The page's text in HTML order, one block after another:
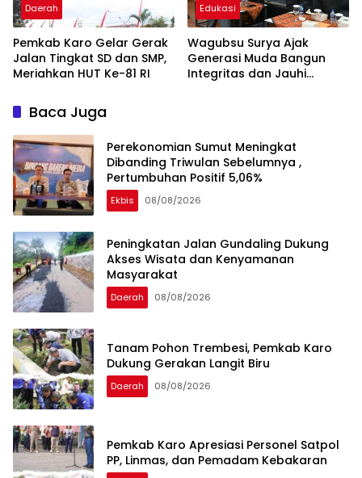
Daerah
Pemkab Karo Gelar Gerak
Jalan Tingkat SD dan SMP,
Meriahkan HUT Ke-81 RI
Edukasi
Wagubsu Surya Ajak
Generasi Muda Bangun
Integritas dan Jauhi
Baca Juga
Perekonomian Sumut Meningkat
Dibanding Triwulan Sebelumnya ,
Pertumbuhan Positif 5,06%
Ekbis 08/08/2026
Peningkatan Jalan Gundaling Dukung
Akses Wisata dan Kenyamanan
Masyarakat
Daerah 08/08/2026
Tanam Pohon Trembesi, Pemkab Karo
Dukung Gerakan Langit Biru
Daerah 08/08/2026
Pemkab Karo Apresiasi Personel Satpol
PP, Linmas, dan Pemadam Kebakaran